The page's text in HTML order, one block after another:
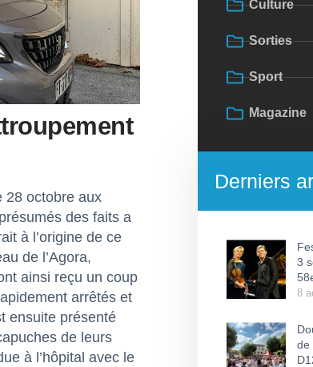
28 octobre aux
des faits a
à l’origine de ce
de l’Agora,
ainsi reçu un coup
arrêtés et
ensuite présenté
de leurs
à l’hôpital avec le
Culture
Sorties
Sport
Magazine
Derniers
3
8
de